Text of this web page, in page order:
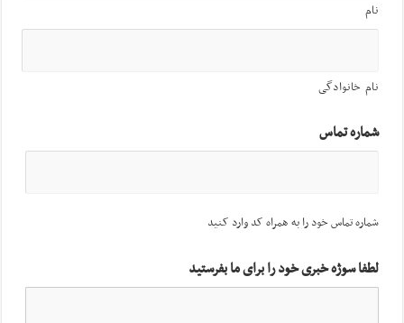
نام
نام خانوادگی
شماره تماس
شماره تماس خود را به همراه کد وارد کنید
لطفا سوژه خبری خود را برای ما بفرستید